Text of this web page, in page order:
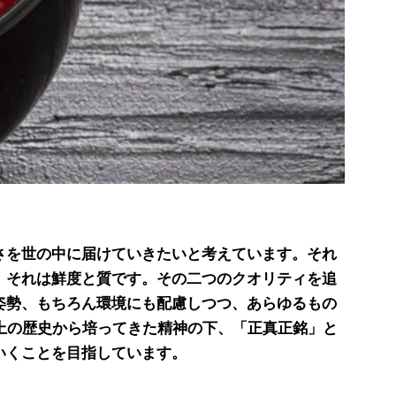
世の中に届けていきたいと考えています。それ
れは鮮度と質です。その二つのクオリティを追
、もちろん環境にも配慮しつつ、あらゆるもの
歴史から培ってきた精神の下、「正真正銘」と
ことを目指しています。